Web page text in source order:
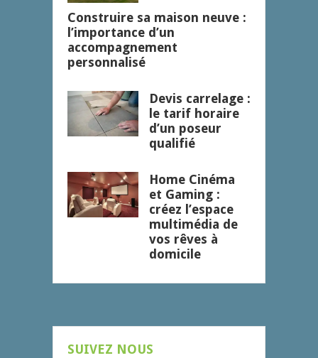
Construire sa maison neuve :
l’importance d’un
accompagnement
personnalisé
Devis carrelage :
le tarif horaire
d’un poseur
qualifié
Home Cinéma
et Gaming :
créez l’espace
multimédia de
vos rêves à
domicile
SUIVEZ NOUS